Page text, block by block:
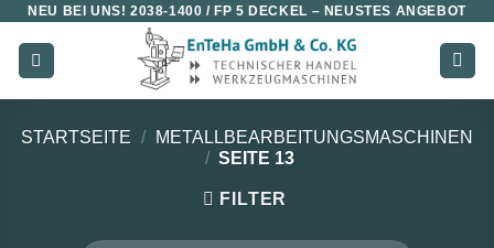
Zum
Inhalt
springen
NEU BEI UNS!2038-1400 / FP 5 DECKEL – NEUSTES ANGEBOT
STARTSEITE /
METALLBEARBEITUNGSMASCHINEN
/ SEITE 13
FILTER